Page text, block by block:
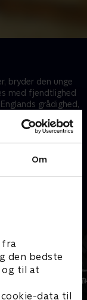
Om
fra
den bedste
og til at
data til
bryder den unge
med fjendtlighed
grådighed,
en bedre